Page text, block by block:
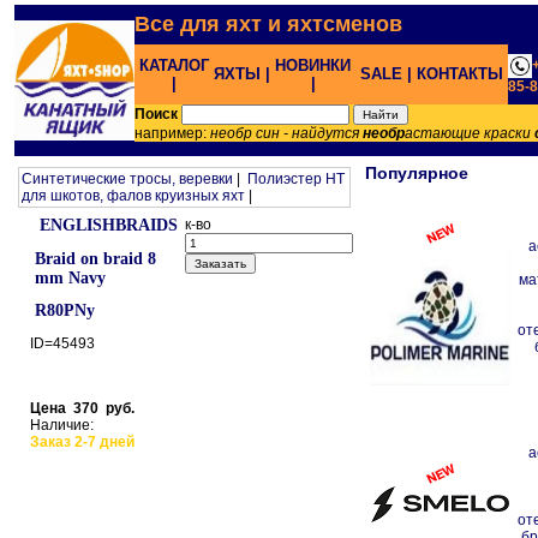
Все для яхт и яхтсменов
КАТАЛОГ ЯХТЫ |
НОВИНКИ
SALE | КОНТАКТЫ
85-
Поиск
например: необр син - найдутся необрастающие краски
Синтетические тросы, веревки
Полиэстер HT
для шкотов, фалов круизных яхт
ENGLISHBRAIDS
Braid on braid 8
mm Navy
R80PNy
ID=45493
Цена 370 руб.
Наличие:
Заказ 2-7 дней
к-во
Популярное